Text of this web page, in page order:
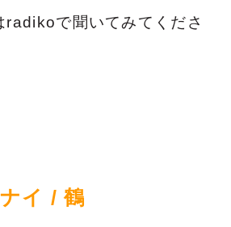
radikoで聞いてみてくださ
イ / 鶴